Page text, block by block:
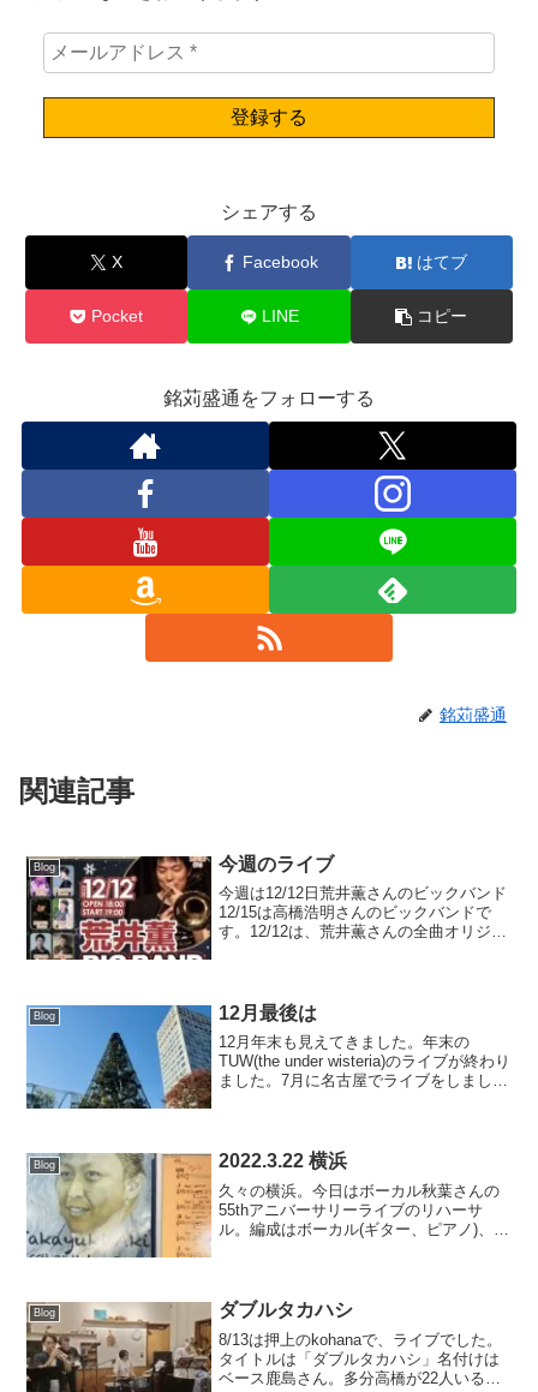
シェアする
X Facebook はてブ
Pocket LINE コピー
銘苅盛通をフォローする
銘苅盛通
関連記事
Blog 今週のライブ
今週は12/12日荒井薫さんのビックバンド
12/15は高橋浩明さんのビックバンドで
す。12/12は、荒井薫さんの全曲オリジナ
...
Blog 12月最後は
12月年末も見えてきました。年末の
TUW(the under wisteria)のライブが終わり
ました。7月に名古屋でライブをしました
Blog 2022.3.22 横浜
久々の横浜。今日はボーカル秋葉さんの
55thアニバーサリーライブのリハーサ
ル。編成はボーカル(ギター、ピアノ)、ベ
みです。席数...
Blog ダブルタカハシ
8/13は押上のkohanaで、ライブでした。
タイトルは「ダブルタカハシ」名付けは
ベース鹿島さん。多分高橋が22人いるか